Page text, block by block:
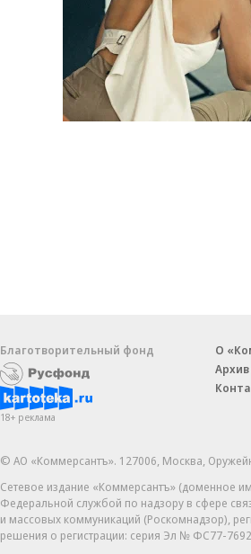
Благотворительный фонд
18+ реклама
О
Архив
© АО «Коммерсантъ». 127006, Москва,
Сетевое издание «Коммерсантъ» (доменное
Федеральной службой по надзору в сфере
и массовых коммуникаций (Роскомнадзор),
решения о регистрации: серия Эл № ФС77-